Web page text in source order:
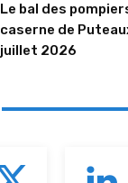
Le bal des
caserne de
juillet 2026